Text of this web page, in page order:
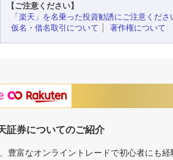
【ご注意ください】
「楽天」を名乗った投資勧誘にご注意くださ
仮名・借名取引について
著作権について
証券についてのご紹介
豊富なオンライントレードで初心者にも